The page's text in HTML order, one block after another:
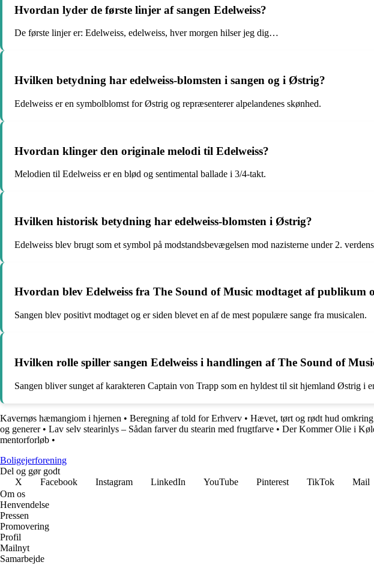
Hvordan lyder de første linjer af sangen Edelweiss?
De første linjer er: Edelweiss, edelweiss, hver morgen hilser jeg dig…
Hvilken betydning har edelweiss-blomsten i sangen og i Østrig?
Edelweiss er en symbolblomst for Østrig og repræsenterer alpelandenes skønhed.
Hvordan klinger den originale melodi til Edelweiss?
Melodien til Edelweiss er en blød og sentimental ballade i 3/4-takt.
Hvilken historisk betydning har edelweiss-blomsten i Østrig?
Edelweiss blev brugt som et symbol på modstandsbevægelsen mod nazisterne under 2.
Hvordan blev Edelweiss fra The Sound of Music modtaget af publikum
Sangen blev positivt modtaget og er siden blevet en af de mest populære sange fra musicalen.
Hvilken rolle spiller sangen Edelweiss i handlingen af The Sound of
Sangen bliver sunget af karakteren Captain von Trapp som en hyldest til sit hjemland Østrig i
Kavernøs hæmangiom i hjernen • Beregning af told for Erhverv • Hævet, tørt og rødt hud
og generer • Lav selv stearinlys – Sådan farver du stearin med frugtfarve • Der Kommer Olie i
mentorforløb •
Boligejerforening
Del og gør godt
X
Facebook Instagram LinkedIn YouTube Pinterest TikTok Mail
Om os
Henvendelse
Pressen
Promovering
Profil
Mailnyt
Samarbejde